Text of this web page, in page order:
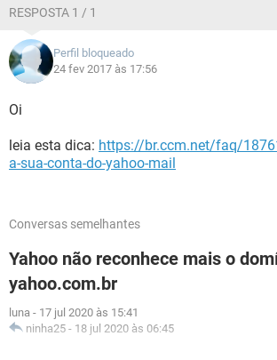
RESPOSTA 1 / 1
Perfil bloqueado
24 fev 2017 às 17:56
Oi
leia esta dica: https://br.ccm.net/faq/
a-sua-conta-do-yahoo-mail
Conversas semelhantes
Yahoo não reconhece mais o
yahoo.com.br
luna - 17 jul 2020 às 15:41
ninha25 - 18 jul 2020 às 06:45